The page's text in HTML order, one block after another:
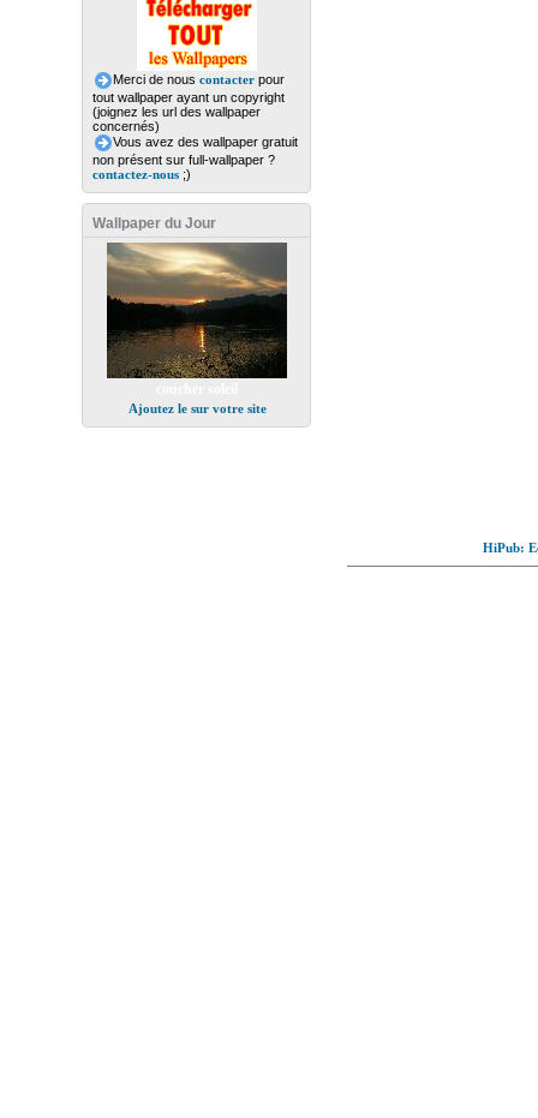
Merci de nous contacterpour
tout wallpaper ayant un copyright
(joignez les url des wallpaper
concernés)
Vous avez des wallpaper gratuit
non présent sur full-wallpaper ?
contactez-nous;)
Wallpaper du Jour
Ajoutez le sur votre site
HiPub: